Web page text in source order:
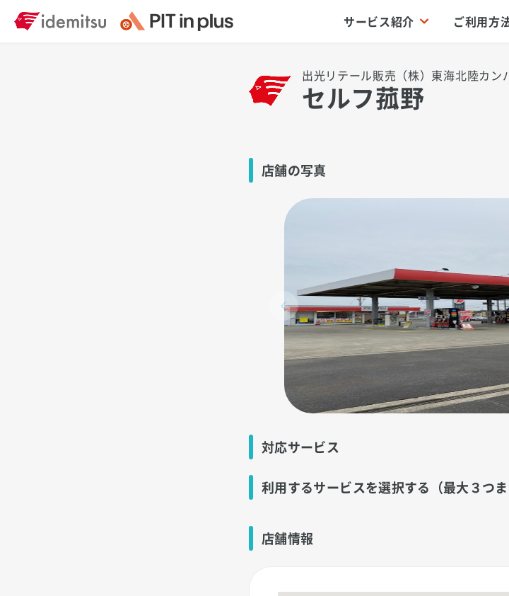
サービス紹介 ご利用方
出光リテール販売（株）東海北陸カン
セルフ菰野
店舗の写真
対応サービス
利用するサービスを選択する（最大３つま
店舗情報